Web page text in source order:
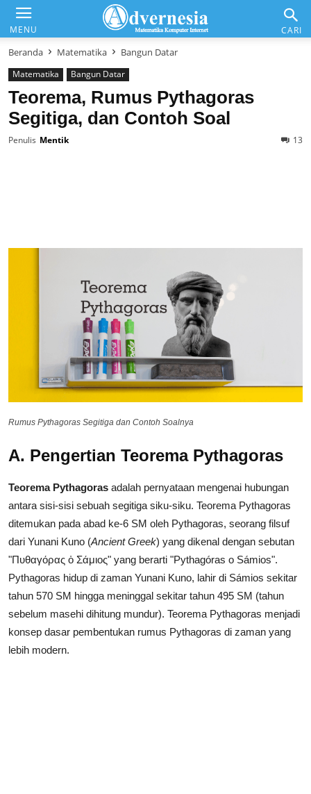
Matematika & Analisis
MENU
Advernesia CARI
Beranda Matematika Bangun Datar
Matematika Bangun Datar
Teorema, Rumus Pythagoras
Segitiga, dan Contoh Soal
Penulis Mentik 13
Rumus Pythagoras Segitiga dan Contoh Soalnya
A. Pengertian Teorema Pythagoras
Teorema Pythagoras adalah pernyataan mengenai hubungan
antara sisi-sisi sebuah segitiga siku-siku. Teorema Pythagoras
ditemukan pada abad ke-6 SM oleh Pythagoras, seorang filsuf
dari Yunani Kuno (Ancient Greek) yang dikenal dengan sebutan
"Πυθαγόρας ὁ Σάμιος" yang berarti "Pythagóras o Sámios".
Pythagoras hidup di zaman Yunani Kuno, lahir di Sámios sekitar
tahun 570 SM hingga meninggal sekitar tahun 495 SM (tahun
sebelum masehi dihitung mundur). Teorema Pythagoras menjadi
konsep dasar pembentukan rumus Pythagoras di zaman yang
lebih modern.